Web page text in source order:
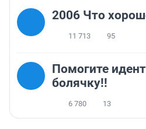
2006 Что
11 713 95
Помогите
болячку!!
6 780 13